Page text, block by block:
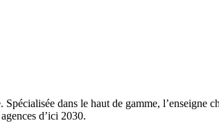
dans le haut de gamme, l’enseigne
d’ici 2030.